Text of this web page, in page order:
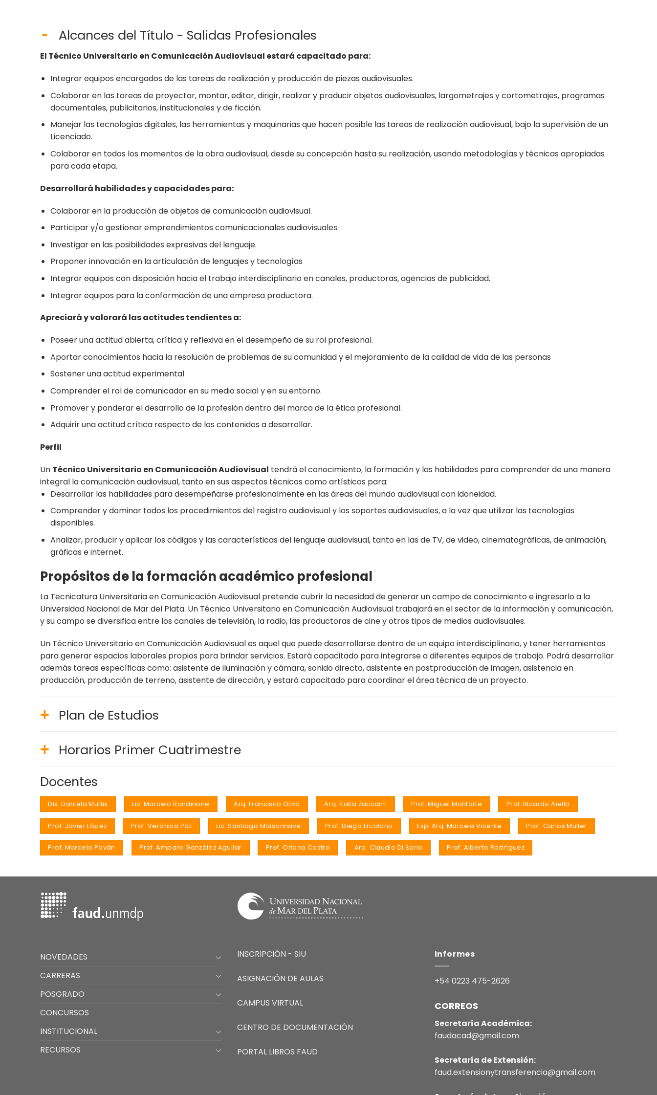
Alcances del Título - Salidas Profesionales
El Técnico Universitario en Comunicación Audiovisual estará capacitado para:
Integrar equipos encargados de las tareas de realización y producción de piezas audiovisuales.
Colaborar en las tareas de proyectar, montar, editar, dirigir, realizar y producir objetos audiovisuales, largometrajes y cortometrajes, programas
documentales, publicitarios, institucionales y de ficción.
Manejar las tecnologías digitales, las herramientas y maquinarias que hacen posible las tareas de realización audiovisual, bajo la supervisión de un
Licenciado.
Colaborar en todos los momentos de la obra audiovisual, desde su concepción hasta su realización, usando metodologías y técnicas apropiadas
para cada etapa.
Desarrollará habilidades y capacidades para:
Colaborar en la producción de objetos de comunicación audiovisual.
Participar y/o gestionar emprendimientos comunicacionales audiovisuales.
Investigar en las posibilidades expresivas del lenguaje.
Proponer innovación en la articulación de lenguajes y tecnologías
Integrar equipos con disposición hacia el trabajo interdisciplinario en canales, productoras, agencias de publicidad.
Integrar equipos para la conformación de una empresa productora.
Apreciará y valorará las actitudes tendientes a:
Poseer una actitud abierta, crítica y reflexiva en el desempeño de su rol profesional.
Aportar conocimientos hacia la resolución de problemas de su comunidad y el mejoramiento de la calidad de vida de las personas
Sostener una actitud experimental
Comprender el rol de comunicador en su medio social y en su entorno.
Promover y ponderar el desarrollo de la profesión dentro del marco de la ética profesional.
Adquirir una actitud crítica respecto de los contenidos a desarrollar.
Perfil
Un Técnico Universitario en Comunicación Audiovisual tendrá el conocimiento, la formación y las habilidades para comprender de una manera
integral la comunicación audiovisual, tanto en sus aspectos técnicos como artísticos para:
Desarrollar las habilidades para desempeñarse profesionalmente en las áreas del mundo audiovisual con idoneidad.
Comprender y dominar todos los procedimientos del registro audiovisual y los soportes audiovisuales, a la vez que utilizar las tecnologías
disponibles.
Analizar, producir y aplicar los códigos y las características del lenguaje audiovisual, tanto en las de TV, de video, cinematográficas, de animación,
gráficas e internet.
Propósitos de la formación académico profesional
La Tecnicatura Universitaria en Comunicación Audiovisual pretende cubrir la necesidad de generar un campo de conocimiento e ingresarlo a la
Universidad Nacional de Mar del Plata. Un Técnico Universitario en Comunicación Audiovisual trabajará en el sector de la información y comunicación,
y su campo se diversifica entre los canales de televisión, la radio, las productoras de cine y otros tipos de medios audiovisuales.
Un Técnico Universitario en Comunicación Audiovisual es aquel que puede desarrollarse dentro de un equipo interdisciplinario, y tener herramientas
para generar espacios laborales propios para brindar servicios. Estará capacitado para integrarse a diferentes equipos de trabajo. Podrá desarrollar
además tareas específicas como: asistente de iluminación y cámara, sonido directo, asistente en postproducción de imagen, asistencia en
producción, producción de terreno, asistente de dirección, y estará capacitado para coordinar el área técnica de un proyecto.
Plan de Estudios
Horarios Primer Cuatrimestre
Docentes
Dis. Daniela Muttis Lic. Marcelo Rondinone Arq. Francisco Olivo Arq. Katia Zaccanti Prof. Miguel Monforte Prof. Ricardo Aiello
Prof. Javier López Prof. Verónica Paz Lic. Santiago Maisonnave Prof. Diego Ercolano Esp. Arq. Marcela Vicente Prof. Carlos Müller
Prof. Marcelo Paván Prof. Amparo González Aguilar Prof. Oriana Castro Arq. Claudio Di Sario Prof. Alberto Rodríguez
NOVEDADES
CARRERAS
POSGRADO
CONCURSOS
INSTITUCIONAL
RECURSOS
INSCRIPCIÓN - SIU
ASIGNACIÓN DE AULAS
CAMPUS VIRTUAL
CENTRO DE DOCUMENTACIÓN
PORTAL LIBROS FAUD
Informes
+54 0223 475-2626
CORREOS
Secretaría Académica:
faudacad@gmail.com
Secretaría de Extensión:
faud.extensionytransferencia@gmail.com